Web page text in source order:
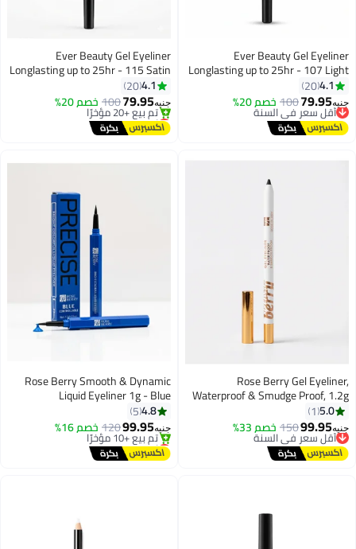
6
Ever Beauty Gel Eyeliner
Longlasting up to 25hr - 107 Light
Green
4.1
20
جنيه79.95
100 خصم 20%
أقل سعر في السنة
توصيل مجاني
أقل سعر في السنة
6
Ever Beauty Gel Eyeliner
Longlasting up to 25hr - 115 Satin
Pearl
4.1
20
جنيه79.95
100 خصم 20%
أقل سعر في السنة
توصيل مجاني
تم بيع +20 مؤخرًا
Rose Berry Gel Eyeliner,
Waterproof & Smudge Proof, 1.2g
5.0
1
جنيه99.95
150 خصم 33%
أقل سعر في السنة
توصيل مجاني
أقل سعر في السنة
Rose Berry Smooth & Dynamic
Liquid Eyeliner 1g - Blue
4.8
5
جنيه99.95
120 خصم 16%
أقل سعر في السنة
توصيل مجاني
تم بيع +10 مؤخرًا